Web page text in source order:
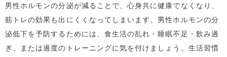
男性ホルモンの分泌が減ることで、心身共に健康でなくなり、
筋トレの効果も出にくくなってしまいます。男性ホルモンの分
泌低下を予防するためには、食生活の乱れ・睡眠不足・飲み過
ぎ、または過度のトレーニングに気を付けましょう。生活習慣